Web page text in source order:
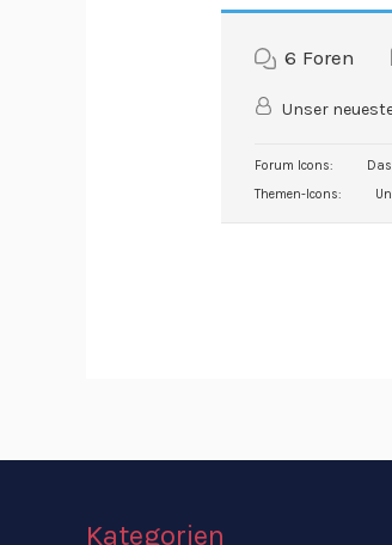
6 Foren
Unser
Forum Icons:
Themen-Icons:
Kategorien